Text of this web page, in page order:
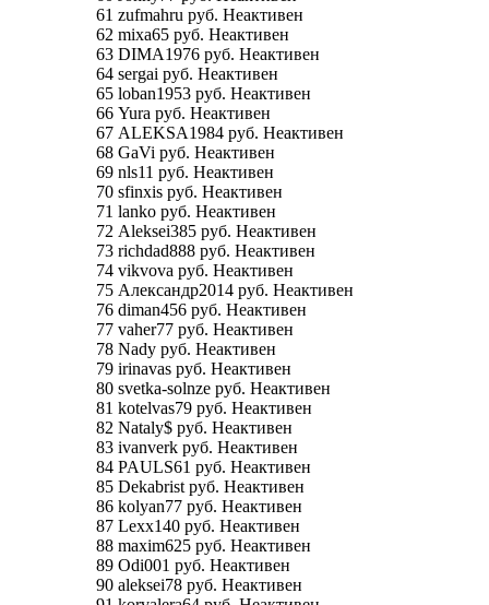
61 zufmahru руб. Неактивен
62 mixa65 руб. Неактивен
63 DIMA1976 руб. Неактивен
64 sergai руб. Неактивен
65 loban1953 руб. Неактивен
66 Yura руб. Неактивен
67 ALEKSA1984 руб. Неактивен
68 GaVi руб. Неактивен
69 nls11 руб. Неактивен
70 sfinxis руб. Неактивен
71 lanko руб. Неактивен
72 Aleksei385 руб. Неактивен
73 richdad888 руб. Неактивен
74 vikvova руб. Неактивен
75 Александр2014 руб. Неактивен
76 diman456 руб. Неактивен
77 vaher77 руб. Неактивен
78 Nady руб. Неактивен
79 irinavas руб. Неактивен
80 svetka-solnze руб. Неактивен
81 kotelvas79 руб. Неактивен
82 Nataly$ руб. Неактивен
83 ivanverk руб. Неактивен
84 PAULS61 руб. Неактивен
85 Dekabrist руб. Неактивен
86 kolyan77 руб. Неактивен
87 Lexx140 руб. Неактивен
88 maxim625 руб. Неактивен
89 Odi001 руб. Неактивен
90 aleksei78 руб. Неактивен